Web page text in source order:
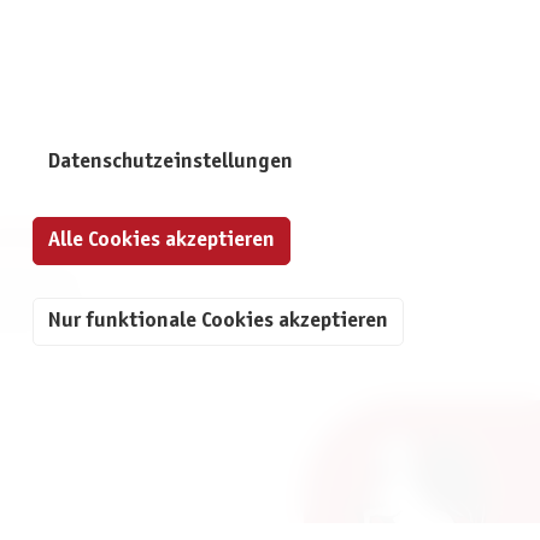
Datenschutzeinstellungen
Nur funktionale Cookies akzeptieren
Alle Cookies akzeptieren